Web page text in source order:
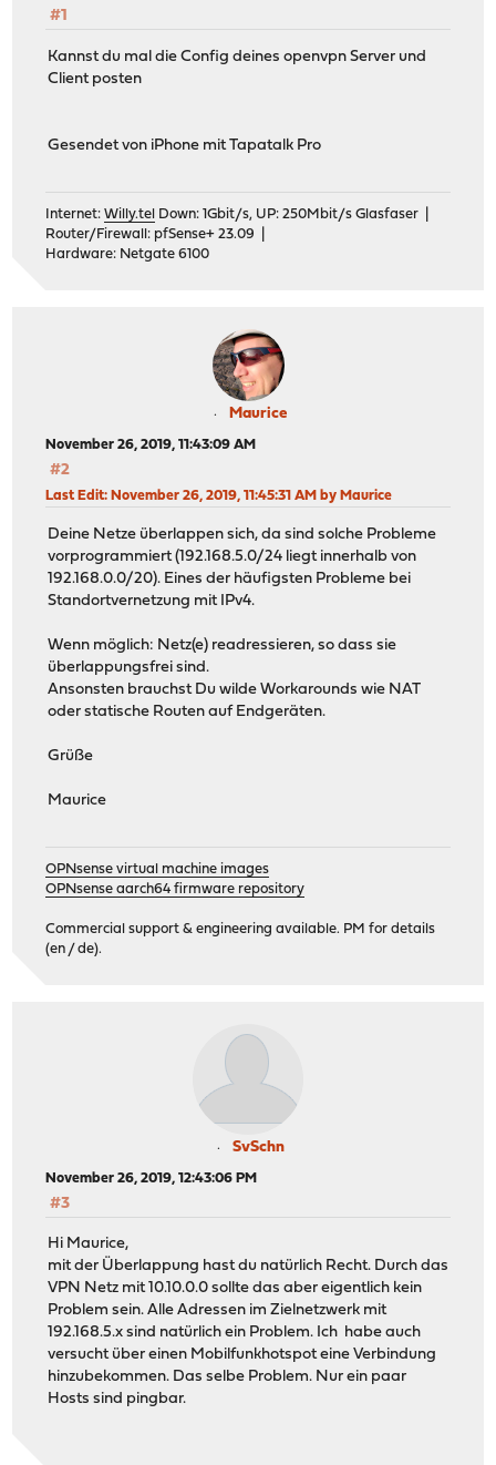
#1
Kannst du mal die Config deines openvpn Server und
Client posten
Gesendet von iPhone mit Tapatalk Pro
Internet:Willy.tel
Down: 1Gbit/s, UP: 250Mbit/s Glasfaser |
Router/Firewall: pfSense+ 23.09 |
Hardware: Netgate 6100
Maurice
November 26, 2019, 11:43:09 AM
#2
Last Edit: November 26, 2019, 11:45:31 AM by Maurice
Deine Netze überlappen sich, da sind solche Probleme
vorprogrammiert (192.168.5.0/24 liegt innerhalb von
192.168.0.0/20). Eines der häufigsten Probleme bei
Standortvernetzung mit IPv4.
Wenn möglich: Netz(e) readressieren, so dass sie
überlappungsfrei sind.
Ansonsten brauchst Du wilde Workarounds wie NAT
oder statische Routen auf Endgeräten.
Grüße
Maurice
OPNsense virtual machine images
OPNsense aarch64 firmware repository
Commercial support & engineering available. PM for details
(en / de).
SvSchn
November 26, 2019, 12:43:06 PM
#3
Hi Maurice,
mit der Überlappung hast du natürlich Recht. Durch das
VPN Netz mit 10.10.0.0 sollte das aber eigentlich kein
Problem sein. Alle Adressen im Zielnetzwerk mit
192.168.5.x sind natürlich ein Problem. Ich habe auch
versucht über einen Mobilfunkhotspot eine Verbindung
hinzubekommen. Das selbe Problem. Nur ein paar
Hosts sind pingbar.